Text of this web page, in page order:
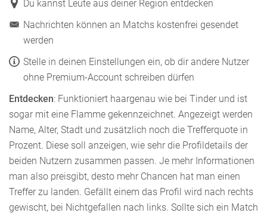
Du kannst Leute aus deiner Region entdecken
Nachrichten können an Matchs kostenfrei gesendet
werden
Stelle in deinen Einstellungen ein, ob dir andere Nutzer
ohne Premium-Account schreiben dürfen
Entdecken: Funktioniert haargenau wie bei Tinder und ist
sogar mit eine Flamme gekennzeichnet. Angezeigt werden
Name, Alter, Stadt und zusätzlich noch die Trefferquote in
Prozent. Diese soll anzeigen, wie sehr die Profildetails der
beiden Nutzern zusammen passen. Je mehr Informationen
man also preisgibt, desto mehr Chancen hat man einen
Treffer zu landen. Gefällt einem das Profil wird nach rechts
gewischt, bei Nichtgefallen nach links. Sollte sich ein Match